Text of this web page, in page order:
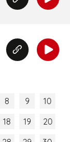
8 9
10
18 19
20